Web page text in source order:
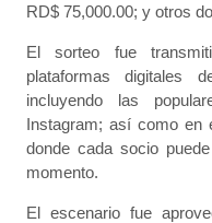
RD$ 75,000.00; y otros
El sorteo fue
plataformas digitales
incluyendo las
Instagram; así como en
donde cada socio
momento.
El escenario fue